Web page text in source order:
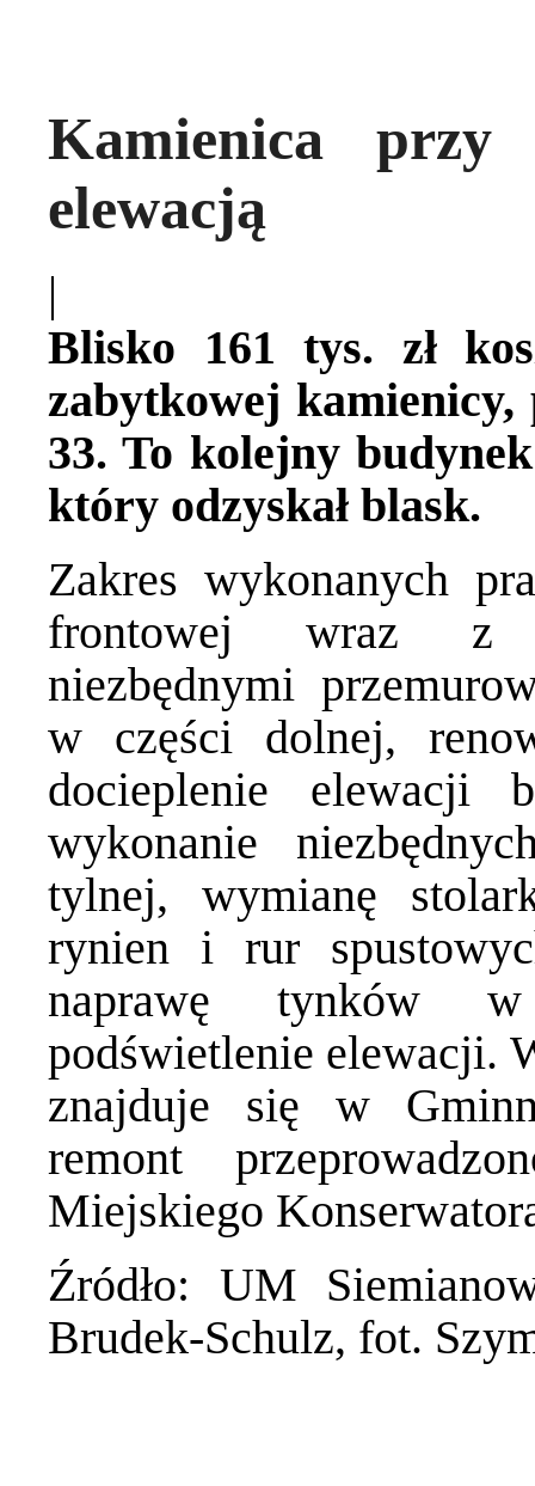
Kamienica
elewacją
|
Blisko 161 tys. zł
zabytkowej kamienicy,
33. To kolejny
który odzyskał blask.
Zakres wykonanych
frontowej wraz z
niezbędnymi
w części dolnej,
docieplenie elewacji
wykonanie
tylnej, wymianę
rynien i rur
naprawę tynków
podświetlenie elewacji.
znajduje się w
remont
Miejskiego
Źródło: UM
Brudek-Schulz, fot.